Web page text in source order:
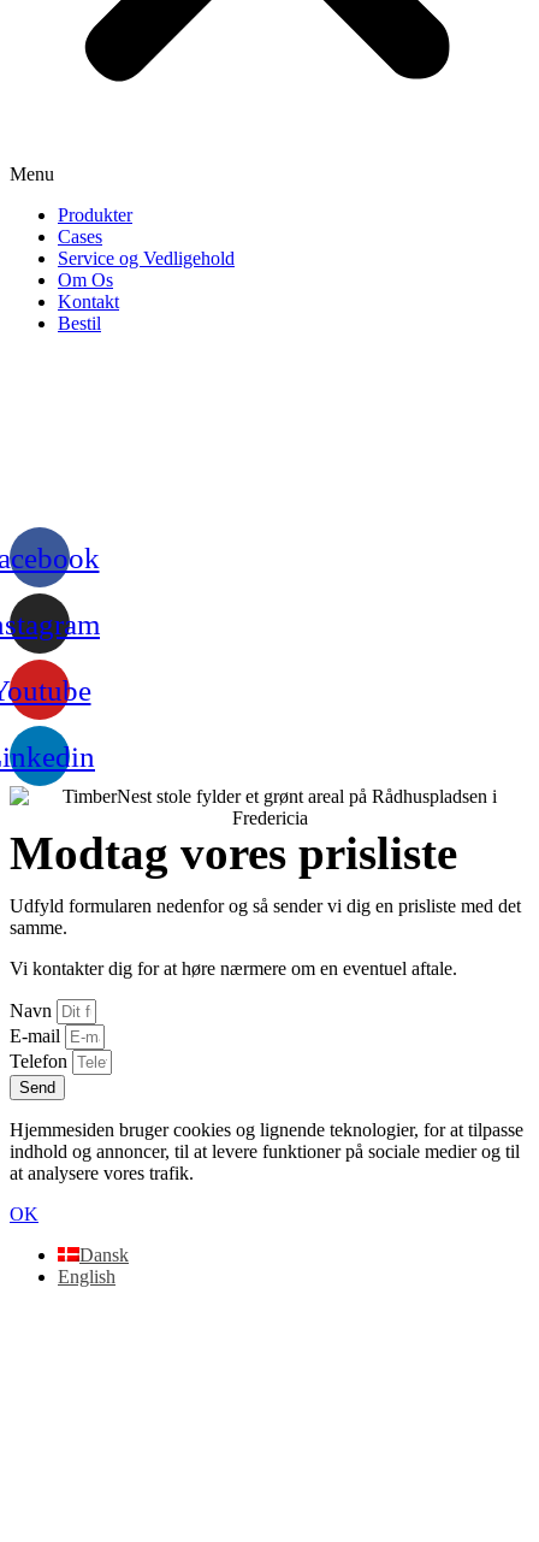
Menu
Produkter
Cases
Service og Vedligehold
Om Os
Kontakt
Bestil
Modtag vores prisliste
Udfyld formularen nedenfor og så sender vi dig en prisliste med det
samme.
Vi kontakter dig for at høre nærmere om en eventuel aftale.
Navn
E-mail
Telefon
Send
Hjemmesiden bruger cookies og lignende teknologier, for at tilpasse
indhold og annoncer, til at levere funktioner på sociale medier og til
at analysere vores trafik.
OK
Dansk
English